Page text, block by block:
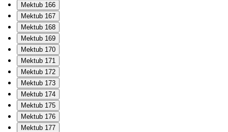
Mektub 166
Mektub 167
Mektub 168
Mektub 169
Mektub 170
Mektub 171
Mektub 172
Mektub 173
Mektub 174
Mektub 175
Mektub 176
Mektub 177